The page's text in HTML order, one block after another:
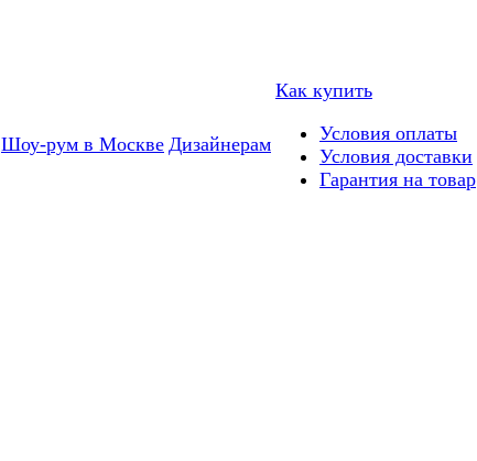
Шоу-рум в Москве Дизайнерам
Как купить
Условия оплаты
Условия доставки
Гарантия на товар